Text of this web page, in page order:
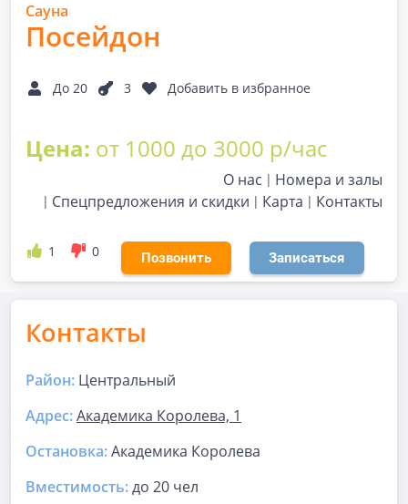
Сауна
Посейдон
До 20 3 Добавить в избранное
Цена: от 1000 до 3000 р/час
О нас
Номера и залы
Спецпредложения и скидки
Карта Контакты
1 0 Позвонить Записаться
Контакты
Район: Центральный
Адрес:Академика Королева, 1
Остановка:Академика Королева
Вместимость:до 20 чел